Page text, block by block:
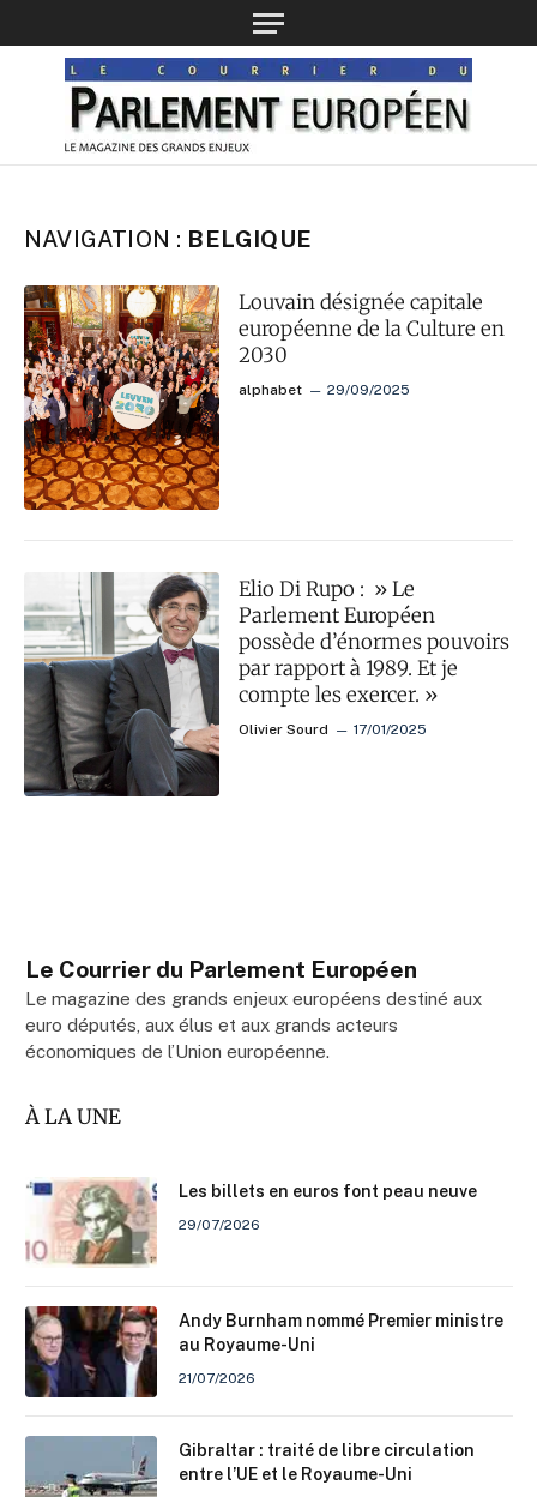
NAVIGATION : BELGIQUE
Louvain désignée capitale
européenne de la Culture en
2030
alphabet 29/09/2025
Elio Di Rupo : » Le
Parlement Européen
possède d’énormes pouvoirs
par rapport à 1989. Et je
compte les exercer. »
Olivier Sourd 17/01/2025
Le Courrier du Parlement Européen
Le magazine des grands enjeux européens destiné aux
euro députés, aux élus et aux grands acteurs
économiques de l’Union européenne.
À LA UNE
Les billets en euros font peau neuve
29/07/2026
Andy Burnham nommé Premier ministre
au Royaume-Uni
21/07/2026
Gibraltar : traité de libre circulation
entre l’UE et le Royaume-Uni